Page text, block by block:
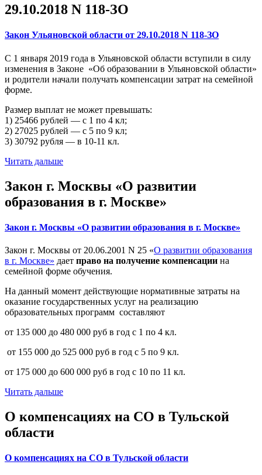
29.10.2018 N 118-ЗО
Закон Ульяновской области от 29.10.2018 N 118-ЗО
С 1 января 2019 года в Ульяновской области вступили в силу
изменения в Законе «Об образовании в Ульяновской области»
и родители начали получать компенсации затрат на семейной
форме.
Размер выплат не может превышать:
1) 25466 рублей — с 1 по 4 кл;
2) 27025 рублей — с 5 по 9 кл;
3) 30792 рубля — в 10-11 кл.
Читать дальше
Закон г. Москвы «О развитии
образования в г. Москве»
Закон г. Москвы «О развитии образования в г. Москве»
Закон г. Москвы от 20.06.2001 N 25 «О развитии образования
в г. Москве» дает право на получение компенсации на
семейной форме обучения.
На данный момент действующие нормативные затраты на
оказание государственных услуг на реализацию
образовательных программ составляют
от 135 000 до 480 000 руб в год с 1 по 4 кл.
от 155 000 до 525 000 руб в год с 5 по 9 кл.
от 175 000 до 600 000 руб в год с 10 по 11 кл.
Читать дальше
О компенсациях на СО в Тульской
области
О компенсациях на СО в Тульской области